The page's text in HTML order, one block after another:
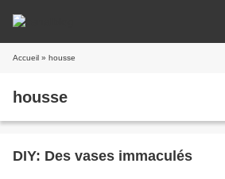
Accueil » housse
housse
DIY: Des vases immaculés